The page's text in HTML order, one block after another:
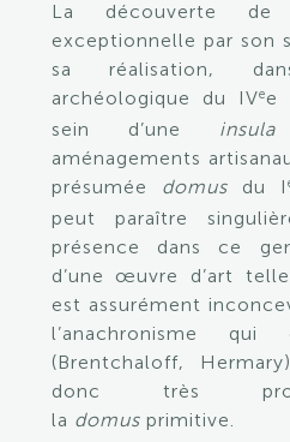
La découverte de
exceptionnelle par son
sa réalisation,
archéologique du IVee
sein d’une insula
aménagements
présumée domusdu I
peut paraître
présence dans ce
d’une œuvre d’art
est assurément
l’anachronisme
(Brentchaloff,
donc très
la domusprimitive.